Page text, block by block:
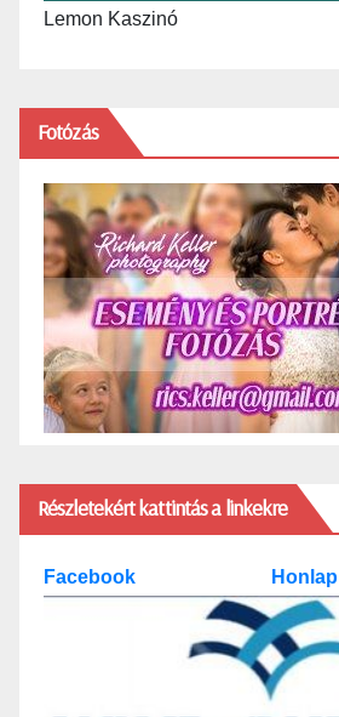
Lemon Kaszinó
Fotózás
Részletekért kattintás a linkekre
Facebook Honlap